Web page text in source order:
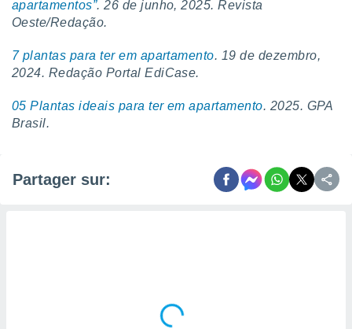
apartamentos”. 26 de junho, 2025. Revista
Oeste/Redação.
7 plantas para ter em apartamento. 19 de dezembro,
2024. Redação Portal EdiCase.
05 Plantas ideais para ter em apartamento. 2025. GPA
Brasil.
Partager sur: